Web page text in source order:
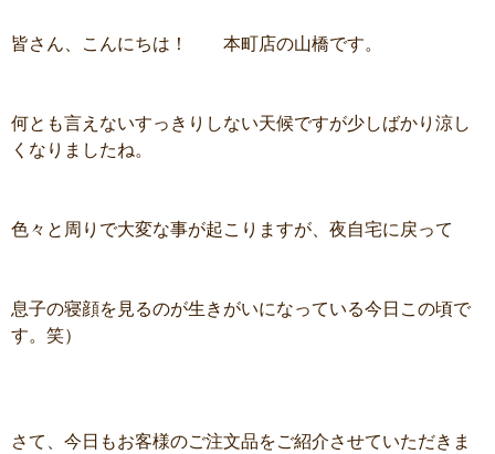
皆さん、こんにちは！ 本町店の山橋です。
何とも言えないすっきりしない天候ですが少しばかり涼し
くなりましたね。
色々と周りで大変な事が起こりますが、夜自宅に戻って
息子の寝顔を見るのが生きがいになっている今日この頃で
す。笑）
さて、今日もお客様のご注文品をご紹介させていただきま